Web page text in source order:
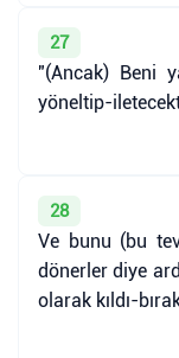
27
"(Ancak) Beni
yöneltip-
28
Ve bunu (bu
dönerler diye
olarak kıldı-